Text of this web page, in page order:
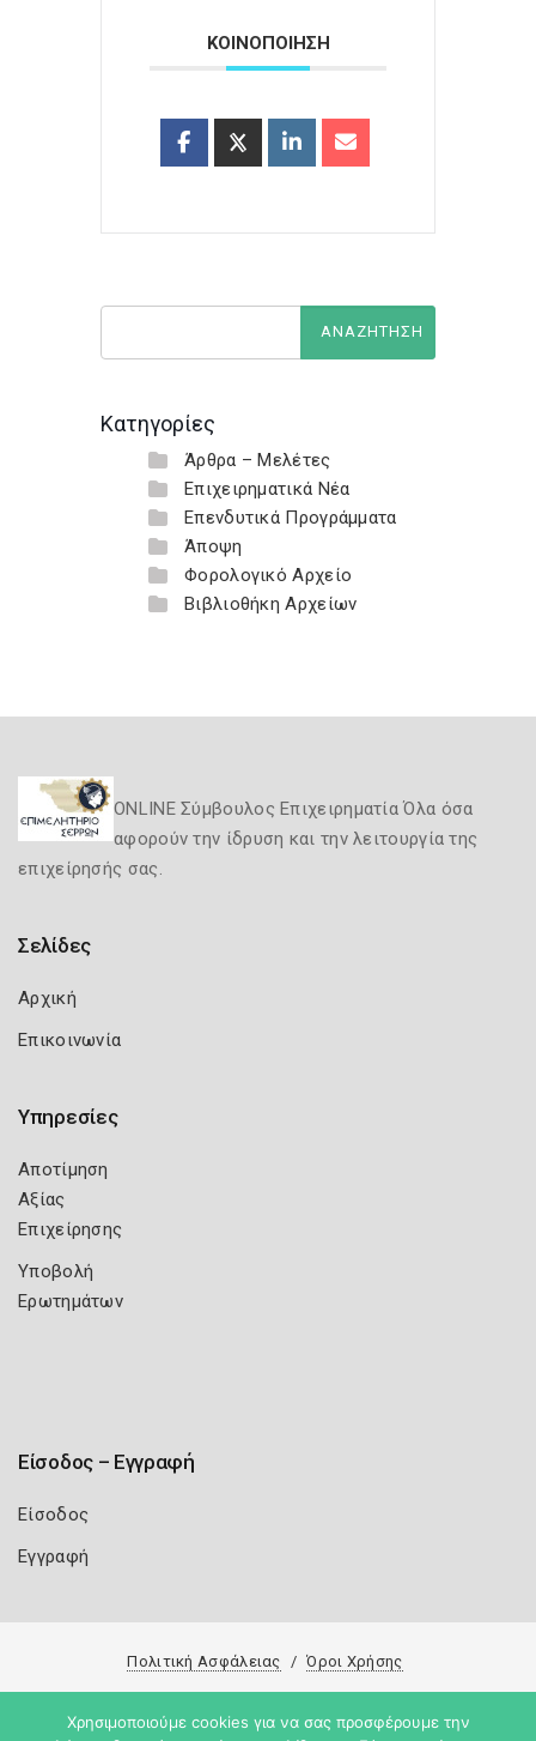
ΚΟΙΝΟΠΟΙΗΣΗ
Κατηγορίες
Άρθρα – Μελέτες
Επιχειρηματικά Νέα
Επενδυτικά Προγράμματα
Άποψη
Φορολογικό Αρχείο
Βιβλιοθήκη Αρχείων
ONLINE Σύμβουλος Επιχειρηματία Όλα όσα
αφορούν την ίδρυση και την λειτουργία της
επιχείρησής σας.
Σελίδες
Αρχική
Επικοινωνία
Υπηρεσίες
Αποτίμηση
Αξίας
Επιχείρησης
Υποβολή
Ερωτημάτων
Είσοδος – Εγγραφή
Είσοδος
Εγγραφή
Πολιτική Ασφάλειας Όροι Χρήσης
Copyright 2026 Knowledge A.E.
Χρησιμοποιούμε cookies για να σας προσφέρουμε την